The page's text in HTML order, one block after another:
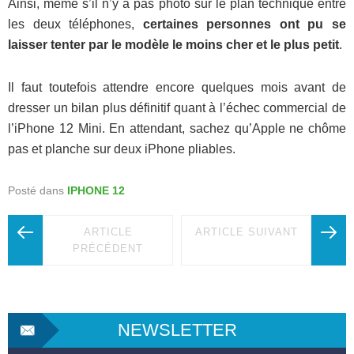
Ainsi, même s’il n’y a pas photo sur le plan technique entre
les deux téléphones, certaines personnes ont pu se
laisser tenter par le modèle le moins cher et le plus petit.
Il faut toutefois attendre encore quelques mois avant de
dresser un bilan plus définitif quant à l’échec commercial de
l’iPhone 12 Mini. En attendant, sachez qu’Apple ne chôme
pas et planche sur deux iPhone pliables.
Posté dans IPHONE 12
ARTICLE
PRÉCÉDENT
ARTICLE SUIVANT
NEWSLETTER